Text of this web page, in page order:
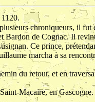
chroniqueurs, il
de Cognac. Il
Ce prince,
marcha à sa
du retour, et en
Macaire, en Gascogne.